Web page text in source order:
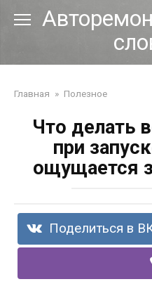
Главная » Полезное
Что делать
при
ощущается
Поделиться в